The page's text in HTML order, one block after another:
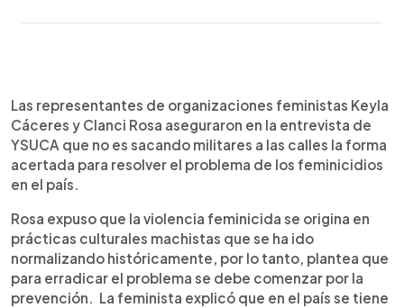
Escuchar artículo
Las representantes de organizaciones feministas Keyla
Cáceres y Clanci Rosa aseguraron en la entrevista de
YSUCA que no es sacando militares a las calles la forma
acertada para resolver el problema de los feminicidios
en el país.
Rosa expuso que la violencia feminicida se origina en
prácticas culturales machistas que se ha ido
normalizando históricamente, por lo tanto, plantea que
para erradicar el problema se debe comenzar por la
prevención. La feminista explicó que en el país se tiene